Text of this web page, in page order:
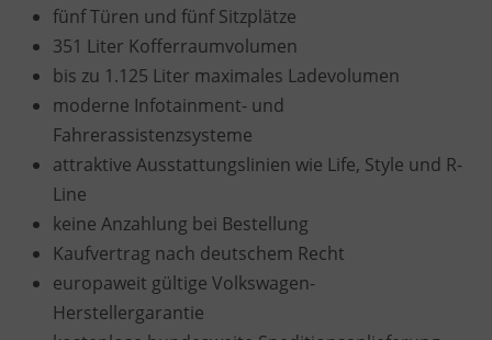
fünf Türen und fünf Sitzplätze
351 Liter Kofferraumvolumen
bis zu 1.125 Liter maximales Ladevolumen
moderne Infotainment- und
Fahrerassistenzsysteme
attraktive Ausstattungslinien wie Life, Style und R-
Line
keine Anzahlung bei Bestellung
Kaufvertrag nach deutschem Recht
europaweit gültige Volkswagen-
Herstellergarantie